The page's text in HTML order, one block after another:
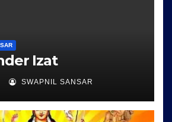
Izat
SWAPNIL SANSAR